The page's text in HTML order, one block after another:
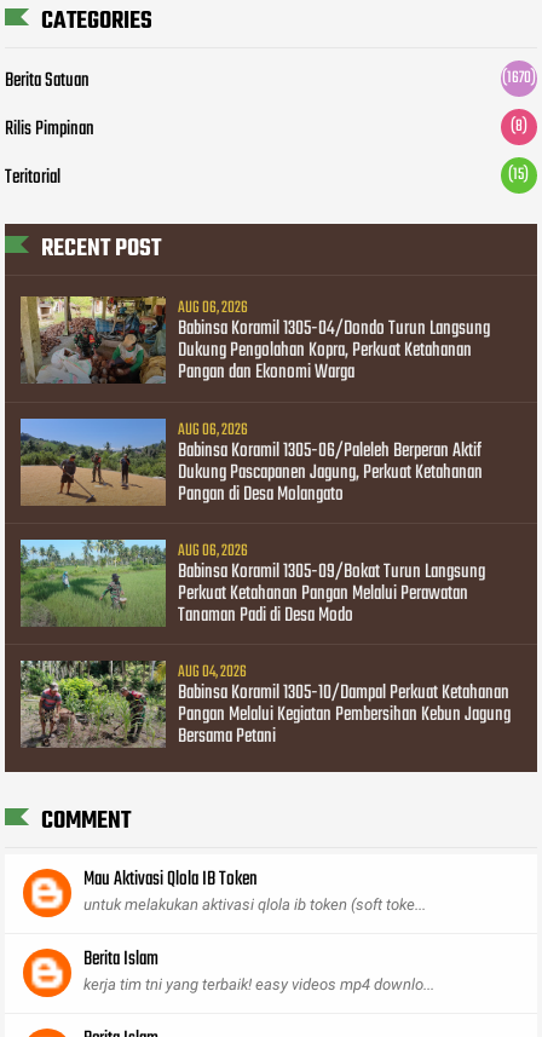
CATEGORIES
Berita Satuan (1670)
Rilis Pimpinan (8)
Teritorial (15)
RECENT POST
AUG 06, 2026
Babinsa Koramil 1305-04/Dondo Turun Langsung
Dukung Pengolahan Kopra, Perkuat Ketahanan
Pangan dan Ekonomi Warga
AUG 06, 2026
Babinsa Koramil 1305-06/Paleleh Berperan Aktif
Dukung Pascapanen Jagung, Perkuat Ketahanan
Pangan di Desa Molangato
AUG 06, 2026
Babinsa Koramil 1305-09/Bokat Turun Langsung
Perkuat Ketahanan Pangan Melalui Perawatan
Tanaman Padi di Desa Modo
AUG 04, 2026
Babinsa Koramil 1305-10/Dampal Perkuat Ketahanan
Pangan Melalui Kegiatan Pembersihan Kebun Jagung
Bersama Petani
COMMENT
Mau Aktivasi Qlola IB Token
untuk melakukan aktivasi qlola ib token (soft toke...
Berita Islam
kerja tim tni yang terbaik! easy videos mp4 downlo...